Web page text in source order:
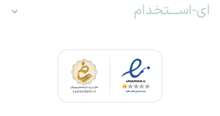
ای-اســـتخدام